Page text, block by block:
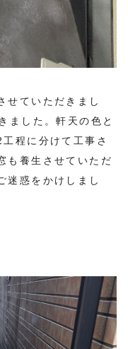
せていただきまし
ました。軒天の色と
程に分けて工事さ
も養生させていただ
迷惑をかけしまし